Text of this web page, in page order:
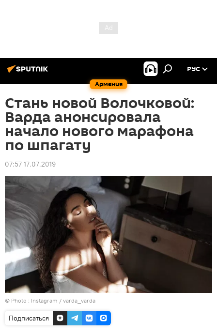
Армения
РУС
Стань новой Волочковой:
Варда анонсировала
начало нового марафона
по шпагату
07:57 17.07.2019
© Photo : Instagram / varda_varda
Подписаться